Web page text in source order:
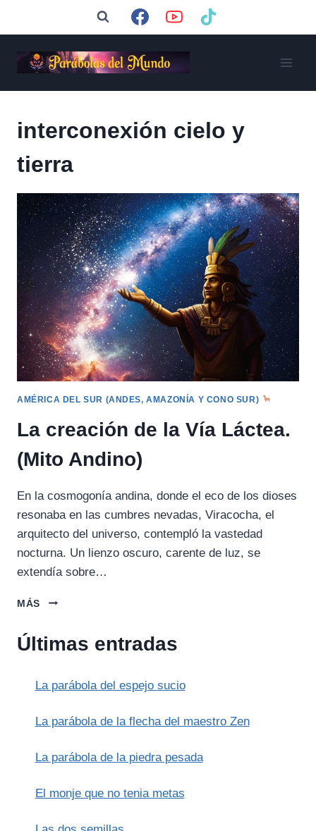
interconexión cielo y
tierra
AMÉRICA DEL SUR (ANDES, AMAZONÍA Y CONO SUR)
La creación de la Vía Láctea.
(Mito Andino)
En la cosmogonía andina, donde el eco de los dioses
resonaba en las cumbres nevadas, Viracocha, el
arquitecto del universo, contempló la vastedad
nocturna. Un lienzo oscuro, carente de luz, se
extendía sobre…
MÁS
LA
LA
(MITO
Últimas entradas
La parábola del espejo sucio
La parábola de la flecha del maestro Zen
La parábola de la piedra pesada
El monje que no tenia metas